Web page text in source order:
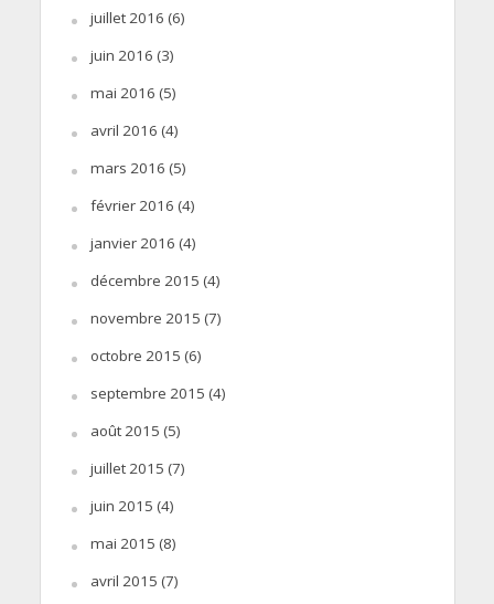
juillet 2016 (6)
juin 2016 (3)
mai 2016 (5)
avril 2016 (4)
mars 2016 (5)
février 2016 (4)
janvier 2016 (4)
décembre 2015 (4)
novembre 2015 (7)
octobre 2015 (6)
septembre 2015 (4)
août 2015 (5)
juillet 2015 (7)
juin 2015 (4)
mai 2015 (8)
avril 2015 (7)